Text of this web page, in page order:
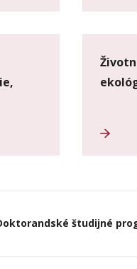
študijné